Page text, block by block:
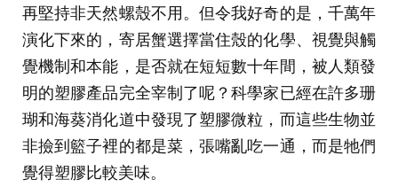
再堅持非天然螺殼不用。但令我好奇的是，千萬年
演化下來的，寄居蟹選擇當住殼的化學、視覺與觸
覺機制和本能，是否就在短短數十年間，被人類發
明的塑膠產品完全宰制了呢？科學家已經在許多珊
瑚和海葵消化道中發現了塑膠微粒，而這些生物並
非撿到籃子裡的都是菜，張嘴亂吃一通，而是牠們
覺得塑膠比較美味。